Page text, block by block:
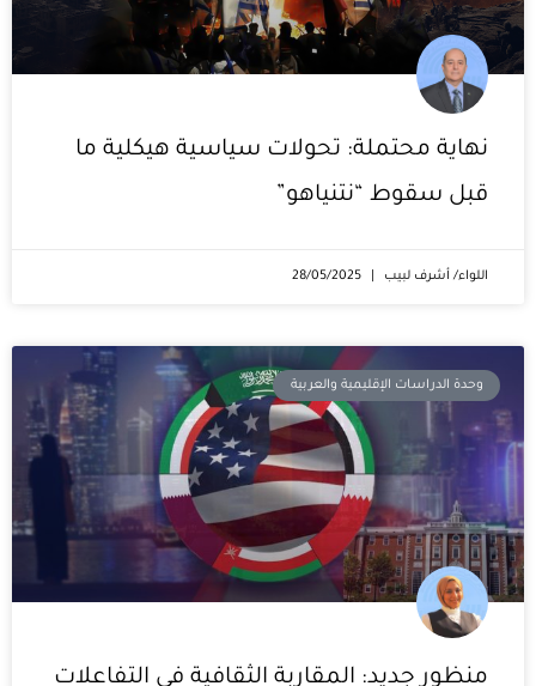
نهاية محتملة: تحولات سياسية هيكلية ما
قبل سقوط “نتنياهو”
اللواء/ أشرف لبيب
وحدة الدراسات الإقليمية والعربية
منظور جديد: المقاربة الثقافية في التفاعلات